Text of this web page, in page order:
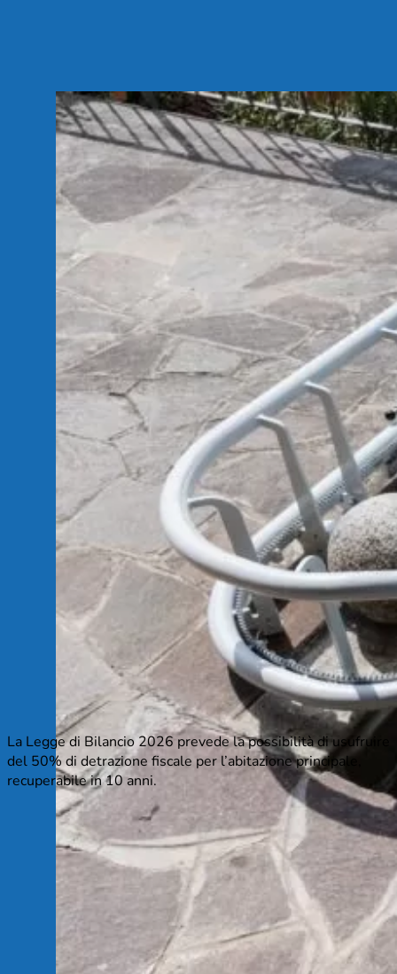
La Legge di Bilancio 2026 prevede la possibilità di usufruire
del 50% di detrazione fiscale per l’abitazione principale,
recuperabile in 10 anni.